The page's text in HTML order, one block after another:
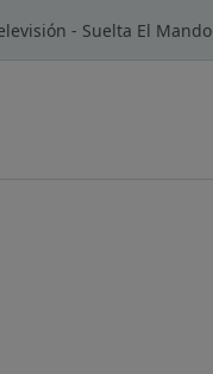
- Suelta El Mando